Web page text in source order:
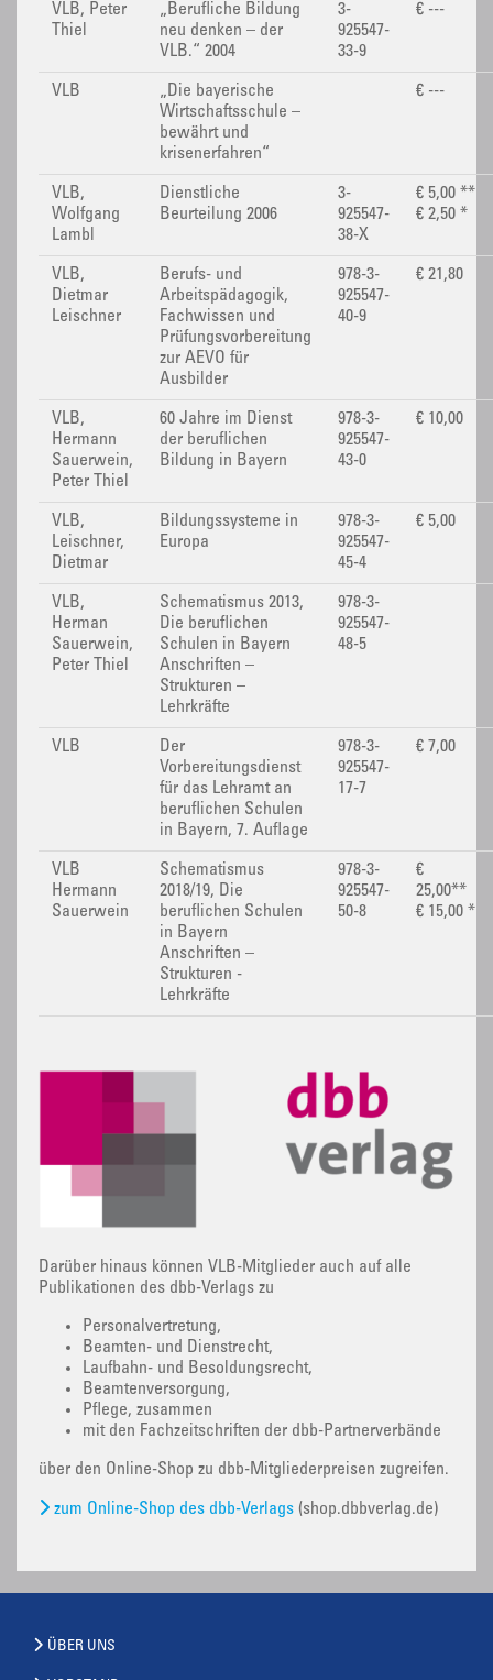
VLB, Peter
Thiel
„Berufliche Bildung
neu denken – der
VLB.“ 2004
3-
925547-
33-9
€ ---
VLB
„Die bayerische
Wirtschaftsschule –
bewährt und
krisenerfahren“
€ ---
VLB,
Wolfgang
Lambl
Dienstliche
Beurteilung 2006
3-
925547-
38-X
€ 5,00 **
€ 2,50 *
VLB,
Dietmar
Leischner
Berufs- und
Arbeitspädagogik,
Fachwissen und
Prüfungsvorbereitung
zur AEVO für
Ausbilder
978-3-
925547-
40-9
€ 21,80
VLB,
Hermann
Sauerwein,
Peter Thiel
60 Jahre im Dienst
der beruflichen
Bildung in Bayern
978-3-
925547-
43-0
€ 10,00
VLB,
Leischner,
Dietmar
Bildungssysteme in
Europa
978-3-
925547-
45-4
€ 5,00
VLB,
Herman
Sauerwein,
Peter Thiel
Schematismus 2013,
Die beruflichen
Schulen in Bayern
Anschriften –
Strukturen –
Lehrkräfte
978-3-
925547-
48-5
VLB
Der
Vorbereitungsdienst
für das Lehramt an
beruflichen Schulen
in Bayern, 7. Auflage
978-3-
925547-
17-7
€ 7,00
VLB
Hermann
Sauerwein
Schematismus
2018/19, Die
beruflichen Schulen
in Bayern
Anschriften –
Strukturen -
Lehrkräfte
978-3-
925547-
50-8
€
25,00**
€ 15,00 *
Darüber hinaus können VLB-Mitglieder auch auf alle
Publikationen des dbb-Verlags zu
Personalvertretung,
Beamten- und Dienstrecht,
Laufbahn- und Besoldungsrecht,
Beamtenversorgung,
Pflege, zusammen
mit den Fachzeitschriften der dbb-Partnerverbände
über den Online-Shop zu dbb-Mitgliederpreisen zugreifen.
zum Online-Shop des dbb-Verlags (shop.dbbverlag.de)
ÜBER UNS